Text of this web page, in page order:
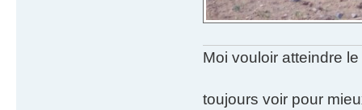
Moi vouloir atteindre
toujours voir pour